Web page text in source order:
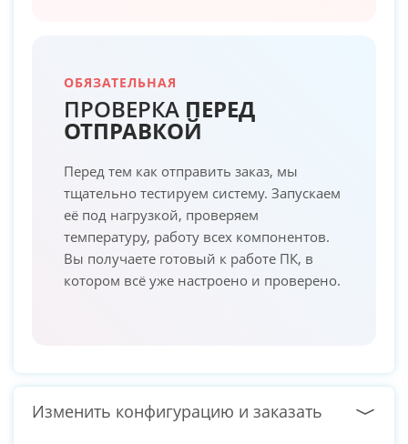
ОБЯЗАТЕЛЬНАЯ
ПРОВЕРКА ПЕРЕД
ОТПРАВКОЙ
Перед тем как отправить заказ, мы
тщательно тестируем систему. Запускаем
её под нагрузкой, проверяем
температуру, работу всех компонентов.
Вы получаете готовый к работе ПК, в
котором всё уже настроено и проверено.
Изменить конфигурацию и заказать